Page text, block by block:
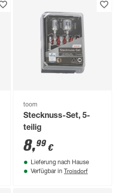
toom
Stecknuss-Set, 5-
teilig
8,99 €
Lieferung nach Hause
Verfügbar in Troisdorf